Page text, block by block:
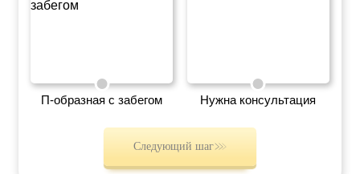
П‑образная с забегом Нужна консультация
Следующий шаг